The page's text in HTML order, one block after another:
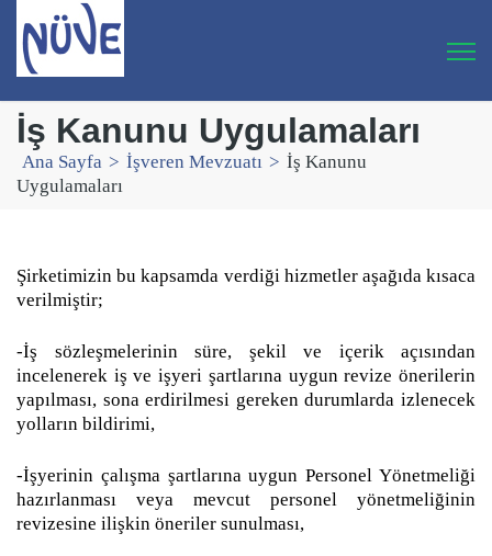
İş Kanunu Uygulamaları
Ana Sayfa > İşveren Mevzuatı > İş Kanunu
Uygulamaları
Şirketimizin bu kapsamda verdiği hizmetler aşağıda kısaca
verilmiştir;
-İş sözleşmelerinin süre, şekil ve içerik açısından
incelenerek iş ve işyeri şartlarına uygun revize önerilerin
yapılması, sona erdirilmesi gereken durumlarda izlenecek
yolların bildirimi,
-İşyerinin çalışma şartlarına uygun Personel Yönetmeliği
hazırlanması veya mevcut personel yönetmeliğinin
revizesine ilişkin öneriler sunulması,